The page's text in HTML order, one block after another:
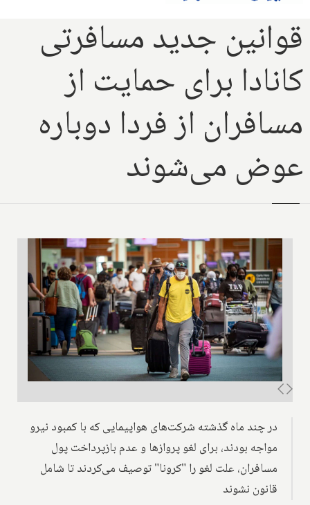
قوانین جدید مسافرتی
کانادا برای حمایت از
مسافران از فردا دوباره
عوض می‌شوند
در چند ماه گذشته شرکت‌های هواپیمایی که با کمبود نیرو
مواجه بودند، برای لغو پروازها و عدم بازپرداخت پول
مسافران، علت لغو را "کرونا" توصیف می‌کردند تا شامل
قانون نشوند